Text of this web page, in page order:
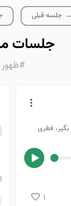
جلسه قبلی
جلسات
#ظهور
فطری
1